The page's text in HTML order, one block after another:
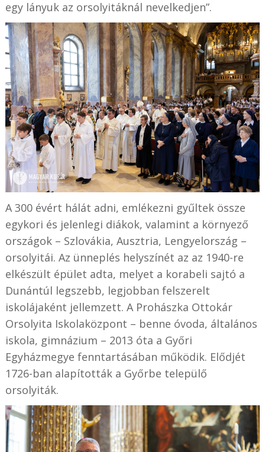
egy lányuk az orsolyitáknál nevelkedjen”.
A 300 évért hálát adni, emlékezni gyűltek össze
egykori és jelenlegi diákok, valamint a környező
országok – Szlovákia, Ausztria, Lengyelország –
orsolyitái. Az ünneplés helyszínét az az 1940-re
elkészült épület adta, melyet a korabeli sajtó a
Dunántúl legszebb, legjobban felszerelt
iskolájaként jellemzett. A Prohászka Ottokár
Orsolyita Iskolaközpont – benne óvoda, általános
iskola, gimnázium – 2013 óta a Győri
Egyházmegye fenntartásában működik. Elődjét
1726-ban alapították a Győrbe települő
orsolyiták.